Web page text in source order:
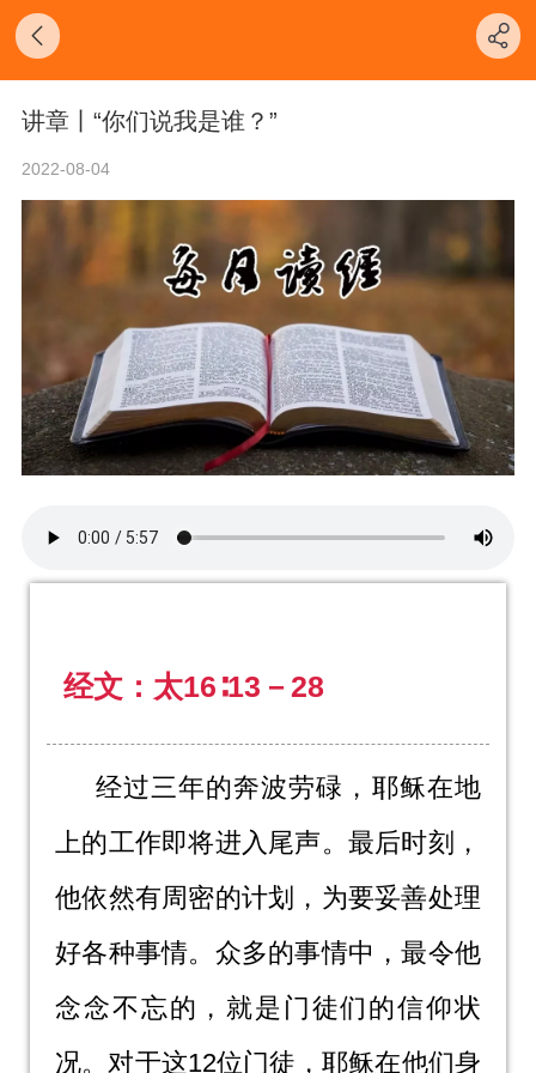
讲章丨“你们说我是谁？”
2022-08-04
经文：太16∶13－28
经过三年的奔波劳碌，耶稣在地
上的工作即将进入尾声。最后时刻，
他依然有周密的计划，为要妥善处理
好各种事情。众多的事情中，最令他
念念不忘的，就是门徒们的信仰状
况。对于这12位门徒，耶稣在他们身